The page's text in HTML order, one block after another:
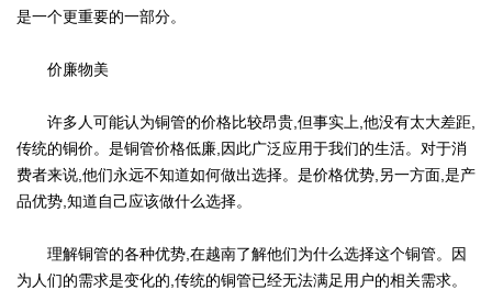
是一个更重要的一部分。
价廉物美
许多人可能认为铜管的价格比较昂贵,但事实上,他没有太大差距,
传统的铜价。是铜管价格低廉,因此广泛应用于我们的生活。对于消
费者来说,他们永远不知道如何做出选择。是价格优势,另一方面,是产
品优势,知道自己应该做什么选择。
理解铜管的各种优势,在越南了解他们为什么选择这个铜管。因
为人们的需求是变化的,传统的铜管已经无法满足用户的相关需求。